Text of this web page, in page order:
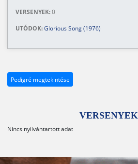
VERSENYEK:0
UTÓDOK:Glorious Song (1976)
Pedigré megtekintése
VERSENYEK
Nincs nyilvántartott adat